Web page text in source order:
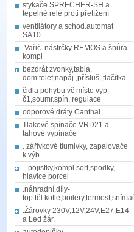
stykače SPRECHER-SH a
tepelné relé proti přetížení
ventilátory a schod.automat
SA10
.Vařič. nástrčky REMOS a šnůra
kompl
bezdrát zvonky,tabla,
dom.telef,napáj.,přísluš ,tlačítka
čidla pohybu vč místo vyp
č1,soumr.spín, regulace
odporové dráty Canthal
Tlakové spínače VRD21 a
tahové vypínače
. zářivkové tlumivky, zapalovače
k výb.
...pojistky,kompl.sort,spodky,
hlavice porcel
.náhradní.díly-
.Žárovky 230V,12V,24V,E27,E14
a Led žár.